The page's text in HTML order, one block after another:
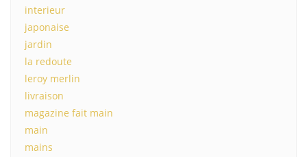
interieur
japonaise
jardin
la redoute
leroy merlin
livraison
magazine fait main
main
mains